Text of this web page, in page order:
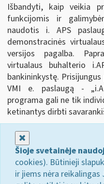
Išbandyti, kaip veikia
funkcijomis ir
naudotis i. APS
demonstracinės
versijos pagalba.
virtualaus buhalterio
bankininkystę.
VMI e. paslaugą -
programa gali ne tik
ketinantys dirbti
Šioje svetainėje
cookies). Būtinieji
ir jiems nėra